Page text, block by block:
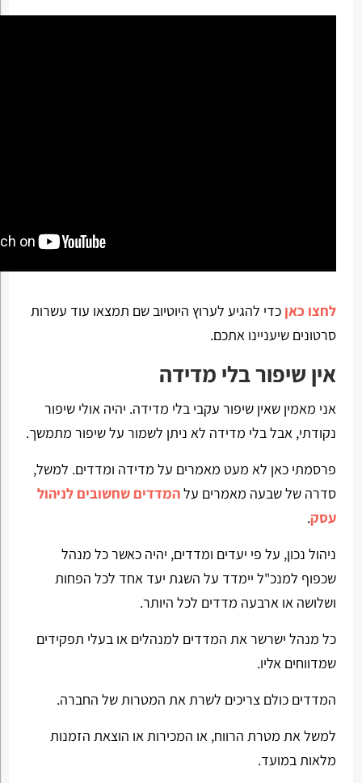
לחצו כאן כדי להגיע לערוץ היוטיוב שם תמצאו עוד עשרות
סרטונים שיעניינו אתכם.
אין שיפור בלי מדידה
אני מאמין שאין שיפור עקבי בלי מדידה. יהיה אולי שיפור
נקודתי, אבל בלי מדידה לא ניתן לשמור על שיפור מתמשך.
פרסמתי כאן לא מעט מאמרים על מדידה ומדדים. למשל,
סדרה של שבעה מאמרים עלהמדדים שחשובים לניהול
עסק.
ניהול נכון, על פי יעדים ומדדים, יהיה כאשר כל מנהל
שכפוף למנכ"ל יימדד על השגת יעד אחד לכל הפחות
ושלושה או ארבעה מדדים לכל היותר.
כל מנהל ישרשר את המדדים למנהלים או בעלי תפקידים
שמדווחים אליו.
המדדים כולם צריכים לשרת את המטרות של החברה.
למשל את מטרת הרווח, או המכירות או הוצאת הזמנות
מלאות במועד.